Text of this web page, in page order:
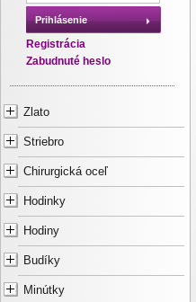
Prihlásenie
Registrácia
Zabudnuté heslo
Zlato
Striebro
Chirurgická oceľ
Hodinky
Hodiny
Budíky
Minútky